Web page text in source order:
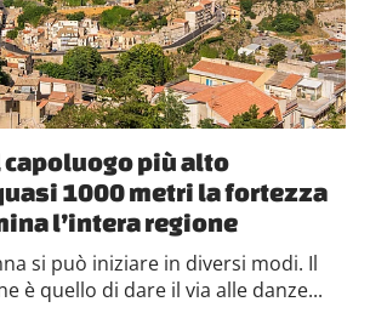
capoluogo più alto
1000 metri la fortezza
l’intera regione
si può iniziare in diversi modi. Il
è quello di dare il via alle danze...